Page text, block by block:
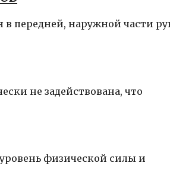
в передней, наружной части
не задействована, что
физической силы и